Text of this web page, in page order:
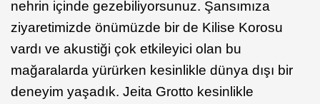
nehrin içinde gezebiliyorsunuz. Şansımıza
ziyaretimizde önümüzde bir de Kilise Korosu
vardı ve akustiği çok etkileyici olan bu
mağaralarda yürürken kesinlikle dünya dışı bir
deneyim yaşadık. Jeita Grotto kesinlikle